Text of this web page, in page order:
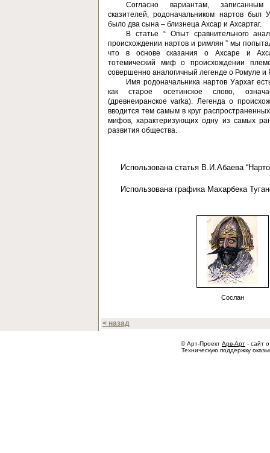
Согласно вариантам,
сказителей, родоначальником нартов был
было два сына – близнеца Ахсар и Ахсартаг.
В статье “ Опыт сравнительного
происхождении нартов и римлян ” мы
что в основе сказания о Ахсаре и
тотемический миф о происхождении
совершенно аналогичный легенде о Ромуле
Имя родоначальника нартов Уархаг
как старое осетинское слово,
(древнеиранское varka). Легенда о
вводится тем самым в круг
мифов, характеризующих одну из самых
развития общества.
Использована статья В.И.Абаева
Использована графика Махарбека
Сослан
< назад
© Арт-Проект Арв-Арт - сайт
Техническую поддержку